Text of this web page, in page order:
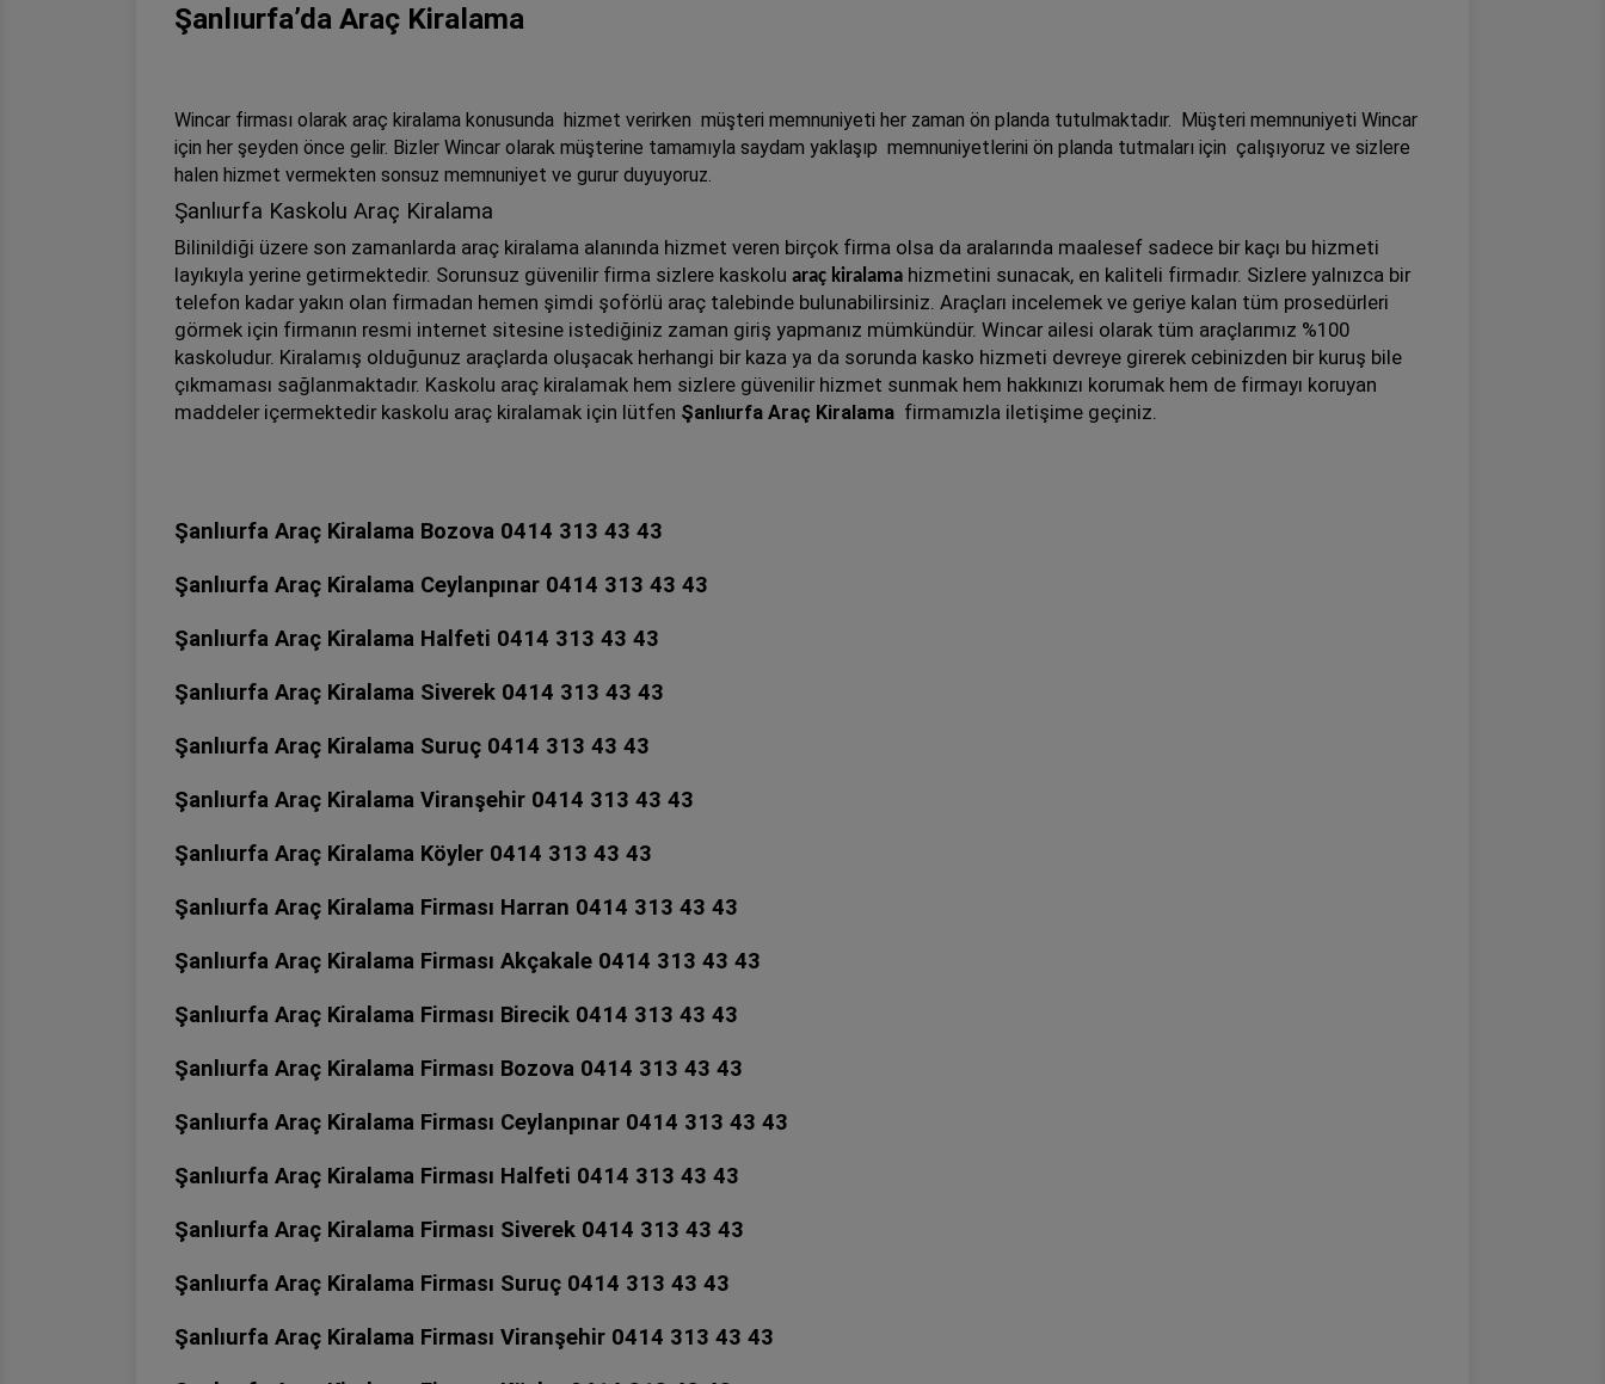
Şanlıurfa’da Araç Kiralama
Wincar firması olarak araç kiralama konusunda hizmet verirken müşteri memnuniyeti her zaman ön planda tutulmaktadır. Müşteri memnuniyeti Wincar
için her şeyden önce gelir. Bizler Wincar olarak müşterine tamamıyla saydam yaklaşıp memnuniyetlerini ön planda tutmaları için çalışıyoruz ve sizlere
halen hizmet vermekten sonsuz memnuniyet ve gurur duyuyoruz.
Şanlıurfa Kaskolu Araç Kiralama
Bilinildiği üzere son zamanlarda araç kiralama alanında hizmet veren birçok firma olsa da aralarında maalesef sadece bir kaçı bu hizmeti
layıkıyla yerine getirmektedir. Sorunsuz güvenilir firma sizlere kaskolu araç kiralama hizmetini sunacak, en kaliteli firmadır. Sizlere yalnızca bir
telefon kadar yakın olan firmadan hemen şimdi şoförlü araç talebinde bulunabilirsiniz. Araçları incelemek ve geriye kalan tüm prosedürleri
görmek için firmanın resmi internet sitesine istediğiniz zaman giriş yapmanız mümkündür. Wincar ailesi olarak tüm araçlarımız %100
kaskoludur. Kiralamış olduğunuz araçlarda oluşacak herhangi bir kaza ya da sorunda kasko hizmeti devreye girerek cebinizden bir kuruş bile
çıkmaması sağlanmaktadır. Kaskolu araç kiralamak hem sizlere güvenilir hizmet sunmak hem hakkınızı korumak hem de firmayı koruyan
maddeler içermektedir kaskolu araç kiralamak için lütfen Şanlıurfa Araç Kiralama firmamızla iletişime geçiniz.
Şanlıurfa Araç Kiralama Bozova 0414 313 43 43
Şanlıurfa Araç Kiralama Ceylanpınar 0414 313 43 43
Şanlıurfa Araç Kiralama Halfeti 0414 313 43 43
Şanlıurfa Araç Kiralama Siverek 0414 313 43 43
Şanlıurfa Araç Kiralama Suruç 0414 313 43 43
Şanlıurfa Araç Kiralama Viranşehir 0414 313 43 43
Şanlıurfa Araç Kiralama Köyler 0414 313 43 43
Şanlıurfa Araç Kiralama Firması Harran 0414 313 43 43
Şanlıurfa Araç Kiralama Firması Akçakale 0414 313 43 43
Şanlıurfa Araç Kiralama Firması Birecik 0414 313 43 43
Şanlıurfa Araç Kiralama Firması Bozova 0414 313 43 43
Şanlıurfa Araç Kiralama Firması Ceylanpınar 0414 313 43 43
Şanlıurfa Araç Kiralama Firması Halfeti 0414 313 43 43
Şanlıurfa Araç Kiralama Firması Siverek 0414 313 43 43
Şanlıurfa Araç Kiralama Firması Suruç 0414 313 43 43
Şanlıurfa Araç Kiralama Firması Viranşehir 0414 313 43 43